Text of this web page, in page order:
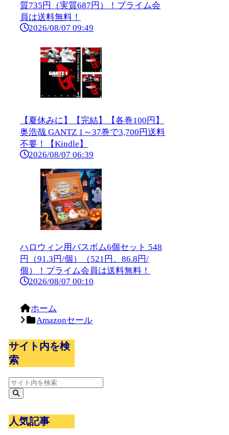
質735円（実質687円）！プライム会
員は送料無料！
2026/08/07 09:49
【夏休みに】【完結】【各巻100円】
奥浩哉 GANTZ 1～37巻で3,700円送料
不要！【Kindle】
2026/08/07 06:39
ハロウィン用バスボム6個セット 548
円（91.3円/個）（521円、86.8円/
個）！プライム会員は送料無料！
2026/08/07 00:10
ホーム
Amazonセール
サイト内を検
索
人気記事